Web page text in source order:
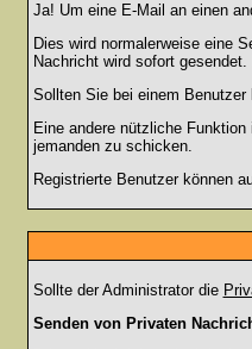
Ja! Um eine E-Mail an einen
Dies wird normalerweise eine
Nachricht wird sofort
Sollten Sie bei einem
Eine andere nützliche
jemanden zu schicken.
Registrierte Benutzer können
Sollte der Administrator die
Senden von Privaten